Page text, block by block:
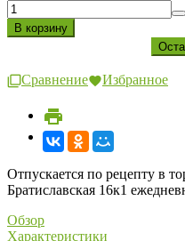
Сравнение Избранное
Отпускается по рецепту в
Братиславская 16к1
Обзор
Характеристики